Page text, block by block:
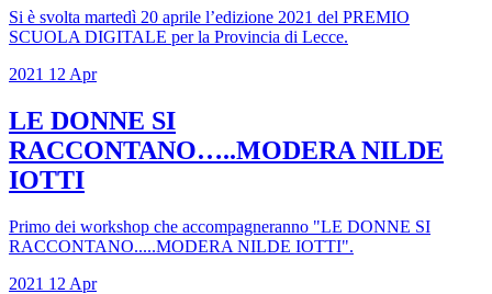
Si è svolta martedì 20 aprile l’edizione 2021 del PREMIO
SCUOLA DIGITALE per la Provincia di Lecce.
2021 12 Apr
LE DONNE SI
RACCONTANO…..MODERA NILDE
IOTTI
Primo dei workshop che accompagneranno "LE DONNE SI
RACCONTANO.....MODERA NILDE IOTTI".
2021 12 Apr